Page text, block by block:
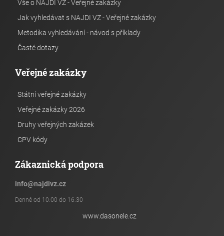
Vše o NAJDI VZ - Veřejné zakázky
Jak vyhledávat s NAJDI VZ - Veřejné zakázky
Metodika vyhledávání - návod s příklady
Časté dotazy
Veřejné zakázky
Státní veřejné zakázky
Veřejné zakázky 2026
Druhy veřejných zakázek
CPV kódy
Zákaznická podpora
info@najdivz.cz
Denně od 10:00 do 16:30
www.dasonele.cz